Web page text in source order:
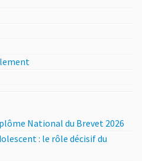
National du Brevet 2026
: le rôle décisif du